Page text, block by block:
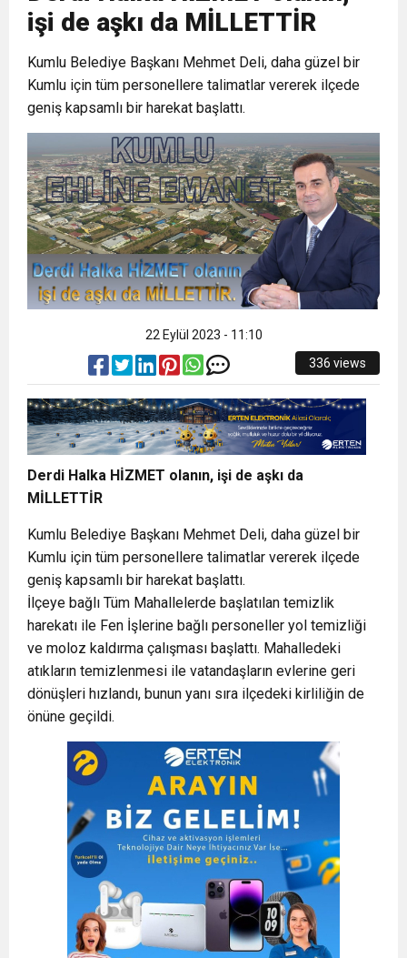
Cumhuriyet, Türk Milletinin Özgürlük
ve Onur Nişanesidir
6:19 HBB BAŞKANI ÖNTÜRK’ÜN
CUMHURİYET BAYRAMI MESAJI
17:36 KURUMLAR VERGİSİ ERTELENDİ
1:00 İTSO İŞ-KUR SGK TOPLANTI
DUYURUSU
21:40 CEYLANDERE’DE BAŞKAN EMRAH
KARAÇAY’A SEVGİ SELİ
18:22 BAŞKAN SAMİ ÜSTÜN’DEN
GÖNÜLLERE DOKUNAN ZİYARET
işi de aşkı da MİLLETTİR
Kumlu Belediye Başkanı Mehmet Deli, daha güzel bir
Kumlu için tüm personellere talimatlar vererek ilçede
geniş kapsamlı bir harekat başlattı.
22 Eylül 2023 - 11:10
336 views
Derdi Halka HİZMET olanın, işi de aşkı da
MİLLETTİR
Kumlu Belediye Başkanı Mehmet Deli, daha güzel bir
Kumlu için tüm personellere talimatlar vererek ilçede
geniş kapsamlı bir harekat başlattı.
İlçeye bağlı Tüm Mahallelerde başlatılan temizlik
harekatı ile Fen İşlerine bağlı personeller yol temizliği
ve moloz kaldırma çalışması başlattı. Mahalledeki
atıkların temizlenmesi ile vatandaşların evlerine geri
dönüşleri hızlandı, bunun yanı sıra ilçedeki kirliliğin de
önüne geçildi.